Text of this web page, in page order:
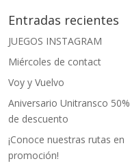
Entradas recientes
JUEGOS INSTAGRAM
Miércoles de contact
Voy y Vuelvo
Aniversario Unitransco 50%
de descuento
¡Conoce nuestras rutas en
promoción!